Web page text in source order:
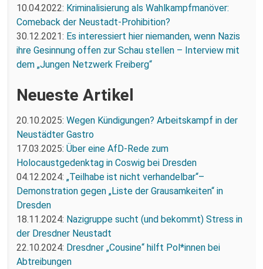
10.04.2022: Kriminalisierung als Wahlkampfmanöver:
Comeback der Neustadt-Prohibition?
30.12.2021: Es interessiert hier niemanden, wenn Nazis
ihre Gesinnung offen zur Schau stellen – Interview mit
dem „Jungen Netzwerk Freiberg“
Neueste Artikel
20.10.2025: Wegen Kündigungen? Arbeitskampf in der
Neustädter Gastro
17.03.2025: Über eine AfD-Rede zum
Holocaustgedenktag in Coswig bei Dresden
04.12.2024: „Teilhabe ist nicht verhandelbar“–
Demonstration gegen „Liste der Grausamkeiten“ in
Dresden
18.11.2024: Nazigruppe sucht (und bekommt) Stress in
der Dresdner Neustadt
22.10.2024: Dresdner „Cousine“ hilft Pol*innen bei
Abtreibungen